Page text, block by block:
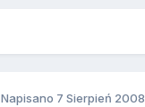
Napisano 7 Sierpień 2008